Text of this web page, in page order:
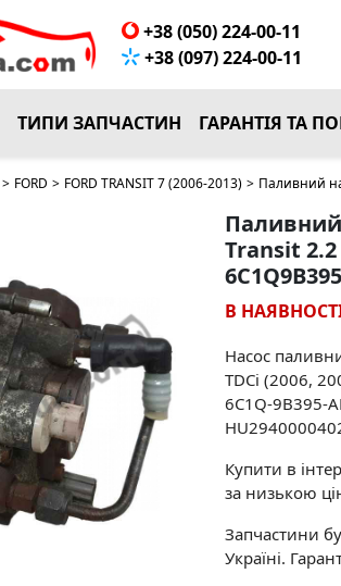
+38 (050) 224-00-11
+38 (097) 224-00-11
ТИПИ ЗАПЧАСТИН ГАРАНТІЯ ТА
> FORD > FORD TRANSIT 7 (2006-2013) > Паливний
Паливний
Transit 2.2
В
Насос
TDCi (2006,
6C1Q-9B395-
Купити в
за низькою
Запчастини
Україні.